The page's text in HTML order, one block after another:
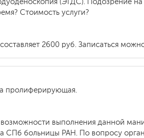
(ЭГДС). Подозрение
Стоимость услуги?
2600 руб. Записаться
пролиферирующая.
выполнения данной
СПб больницы РАН. По вопросу